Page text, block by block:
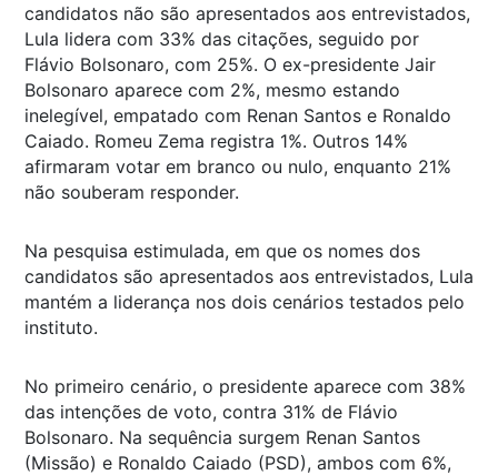
candidatos não são apresentados aos entrevistados,
Lula lidera com 33% das citações, seguido por
Flávio Bolsonaro, com 25%. O ex-presidente Jair
Bolsonaro aparece com 2%, mesmo estando
inelegível, empatado com Renan Santos e Ronaldo
Caiado. Romeu Zema registra 1%. Outros 14%
afirmaram votar em branco ou nulo, enquanto 21%
não souberam responder.
Na pesquisa estimulada, em que os nomes dos
candidatos são apresentados aos entrevistados, Lula
mantém a liderança nos dois cenários testados pelo
instituto.
No primeiro cenário, o presidente aparece com 38%
das intenções de voto, contra 31% de Flávio
Bolsonaro. Na sequência surgem Renan Santos
(Missão) e Ronaldo Caiado (PSD), ambos com 6%,